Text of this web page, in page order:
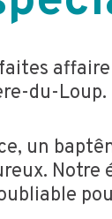
du-Loup.
un